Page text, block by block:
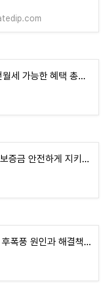
시세 90% 가격으로 전월세 가능한 혜택 총정리! - money-health
근저당 설정된 집 전세보증금 안전하게 지키는 방법! - money-health
긴급! 부동산 규제 6억 후폭풍 원인과 해결책 - money-health